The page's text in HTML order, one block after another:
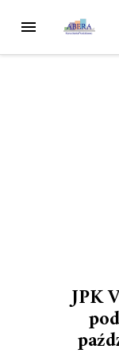
treści
MENU
JPK